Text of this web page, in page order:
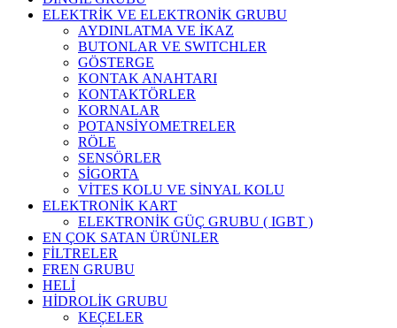
ELEKTRİK VE ELEKTRONİK GRUBU
AYDINLATMA VE İKAZ
BUTONLAR VE SWITCHLER
GÖSTERGE
KONTAK ANAHTARI
KONTAKTÖRLER
KORNALAR
POTANSİYOMETRELER
RÖLE
SENSÖRLER
SİGORTA
VİTES KOLU VE SİNYAL KOLU
ELEKTRONİK KART
ELEKTRONİK GÜÇ GRUBU ( IGBT )
EN ÇOK SATAN ÜRÜNLER
FİLTRELER
FREN GRUBU
HELİ
HİDROLİK GRUBU
KEÇELER